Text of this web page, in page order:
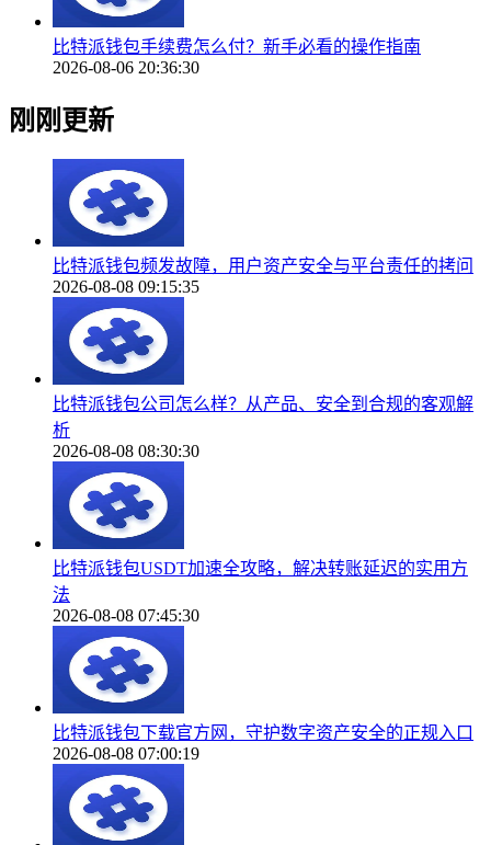
比特派钱包手续费怎么付？新手必看的操作指南
2026-08-06 20:36:30
刚刚更新
比特派钱包频发故障，用户资产安全与平台责任的拷问
2026-08-08 09:15:35
比特派钱包公司怎么样？从产品、安全到合规的客观解
析
2026-08-08 08:30:30
比特派钱包USDT加速全攻略，解决转账延迟的实用方
法
2026-08-08 07:45:30
比特派钱包下载官方网，守护数字资产安全的正规入口
2026-08-08 07:00:19